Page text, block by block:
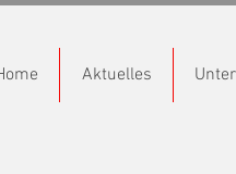
Aktuelles